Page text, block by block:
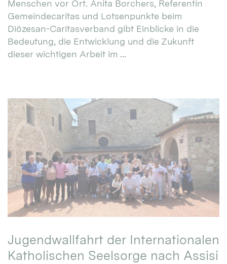
Menschen vor Ort. Anita Borchers, Referentin
Gemeindecaritas und Lotsenpunkte beim
Diözesan-Caritasverband gibt Einblicke in die
Bedeutung, die Entwicklung und die Zukunft
dieser wichtigen Arbeit im ...
Jugendwallfahrt der Internationalen
Katholischen Seelsorge nach Assisi